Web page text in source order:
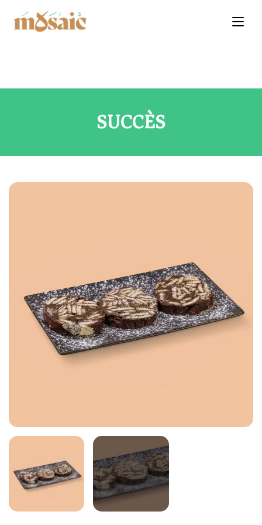
SUCCÈS